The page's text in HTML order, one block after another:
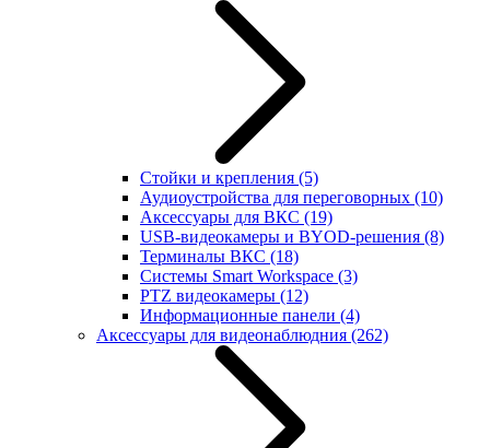
Стойки и крепления (5)
Аудиоустройства для переговорных (10)
Аксессуары для ВКС (19)
USB-видеокамеры и BYOD-решения (8)
Терминалы ВКС (18)
Системы Smart Workspace (3)
PTZ видеокамеры (12)
Информационные панели (4)
Аксессуары для видеонаблюдния (262)